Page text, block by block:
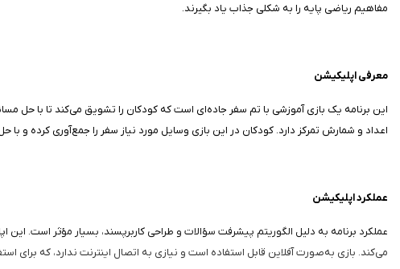
مفاهیم ریاضی پایه را به شکلی جذاب یاد بگیرند.
معرفی اپلیکیشن
اعداد و شمارش تمرکز دارد. کودکان در این بازی وسایل مورد نیاز سفر را جمع‌آوری کرده و
عملکرد اپلیکیشن
عملکرد برنامه به دلیل الگوریتم پیشرفت سؤالات و طراحی کاربرپسند، بسیار مؤثر
می‌کند. بازی به‌صورت آفلاین قابل استفاده است و نیازی به اتصال اینترنت ندارد، که برای